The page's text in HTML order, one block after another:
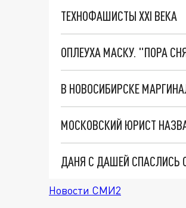
ТЕХНОФАШИСТЫ XXI ВЕКА
ОПЛЕУХА МАСКУ. "ПОРА
В НОВОСИБИРСКЕ
ДАНЯ С ДАШЕЙ СПАСЛИСЬ
Новости СМИ2